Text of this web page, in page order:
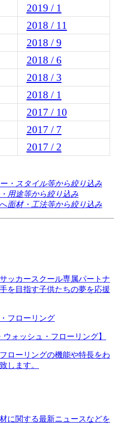
2019 / 1
2018 / 11
2018 / 9
2018 / 6
2018 / 3
2018 / 1
2017 / 10
2017 / 7
2017 / 2
・スタイル等から絞り込み
用途等から絞り込み
面材・工法等から絞り込み
ッカースクール専属パートナ
を目指す子供たちの夢を応援
ォッシュ・フローリング】
ローリングの機能や特長をわ
します。
に関する最新ニュースなどを